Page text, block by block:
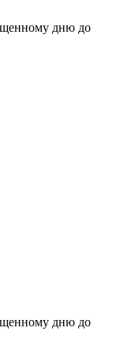
дню до
дню до